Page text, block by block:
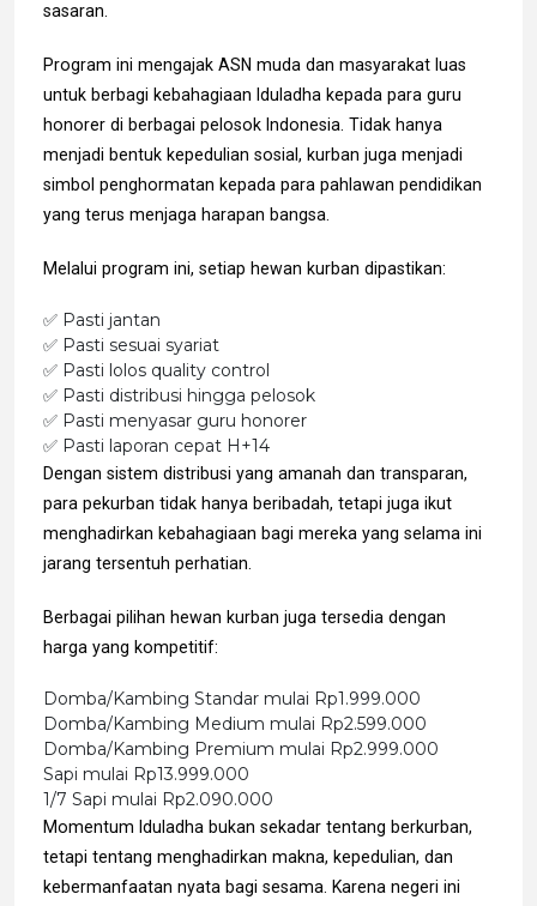
sasaran.
Program ini mengajak ASN muda dan masyarakat luas
untuk berbagi kebahagiaan Iduladha kepada para guru
honorer di berbagai pelosok Indonesia. Tidak hanya
menjadi bentuk kepedulian sosial, kurban juga menjadi
simbol penghormatan kepada para pahlawan pendidikan
yang terus menjaga harapan bangsa.
Melalui program ini, setiap hewan kurban dipastikan:
✅ Pasti jantan
✅ Pasti sesuai syariat
✅ Pasti lolos quality control
✅ Pasti distribusi hingga pelosok
✅ Pasti menyasar guru honorer
✅ Pasti laporan cepat H+14
Dengan sistem distribusi yang amanah dan transparan,
para pekurban tidak hanya beribadah, tetapi juga ikut
menghadirkan kebahagiaan bagi mereka yang selama ini
jarang tersentuh perhatian.
Berbagai pilihan hewan kurban juga tersedia dengan
harga yang kompetitif:
Domba/Kambing Standar mulai Rp1.999.000
Domba/Kambing Medium mulai Rp2.599.000
Domba/Kambing Premium mulai Rp2.999.000
Sapi mulai Rp13.999.000
1/7 Sapi mulai Rp2.090.000
Momentum Iduladha bukan sekadar tentang berkurban,
tetapi tentang menghadirkan makna, kepedulian, dan
kebermanfaatan nyata bagi sesama. Karena negeri ini